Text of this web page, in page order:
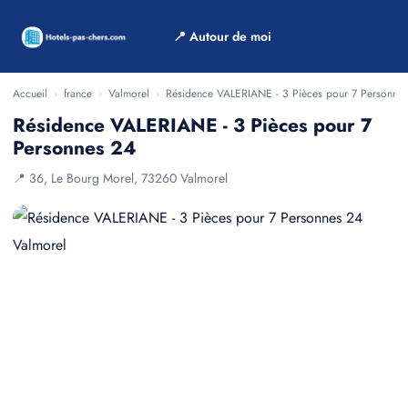
📍 Autour de moi
Accueil › france › Valmorel › Résidence VALERIANE - 3 Pièces pour 7
Résidence VALERIANE - 3 Pièces pour 7
Personnes 24
📍 36, Le Bourg Morel, 73260 Valmorel